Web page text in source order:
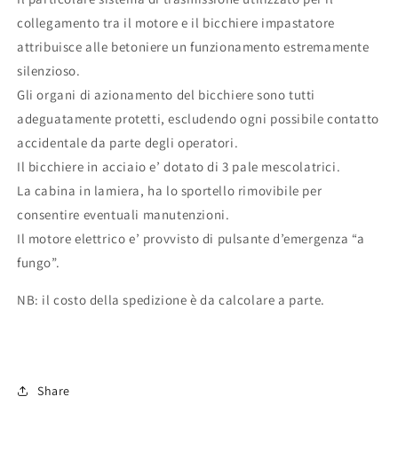
collegamento tra il motore e il bicchiere impastatore
attribuisce alle betoniere un funzionamento estremamente
silenzioso.
Gli organi di azionamento del bicchiere sono tutti
adeguatamente protetti, escludendo ogni possibile contatto
accidentale da parte degli operatori.
Il bicchiere in acciaio e’ dotato di 3 pale mescolatrici.
La cabina in lamiera, ha lo sportello rimovibile per
consentire eventuali manutenzioni.
Il motore elettrico e’ provvisto di pulsante d’emergenza “a
fungo”.
NB: il costo della spedizione è da calcolare a parte.
Share